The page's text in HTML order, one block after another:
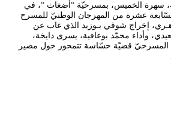
سهرة الخميس، بمسرحيّة “أضغاث “، في
عشرة من المهرجان الوطنيّ للمسرح
إخراج شوقي بـوزيد الذي غاب عن
وأداء محمّد بوعافية، يسرى دايخة،
المسرحيّ قضيّة حسّاسة تتمحور حول مصير